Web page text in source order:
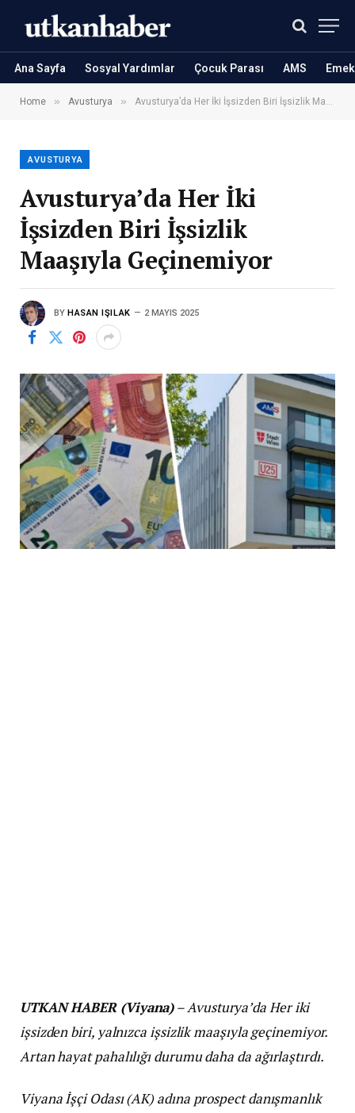
Ana Sayfa Sosyal Yardımlar Çocuk Parası AMS
Home » Avusturya » Avusturya’da Her İki İşsizden Biri İşsizlik Maaşıyla Geçinemiyor
AVUSTURYA
Avusturya’da Her İki
İşsizden Biri İşsizlik
Maaşıyla Geçinemiyor
BY HASAN IŞILAK 2 MAYIS 2025
UTKAN HABER (Viyana)– Avusturya’da Her iki
işsizden biri, yalnızca işsizlik maaşıyla geçinemiyor.
Artan hayat pahalılığı durumu daha da ağırlaştırdı.
Viyana İşçi Odası (AK) adına prospect danışmanlık